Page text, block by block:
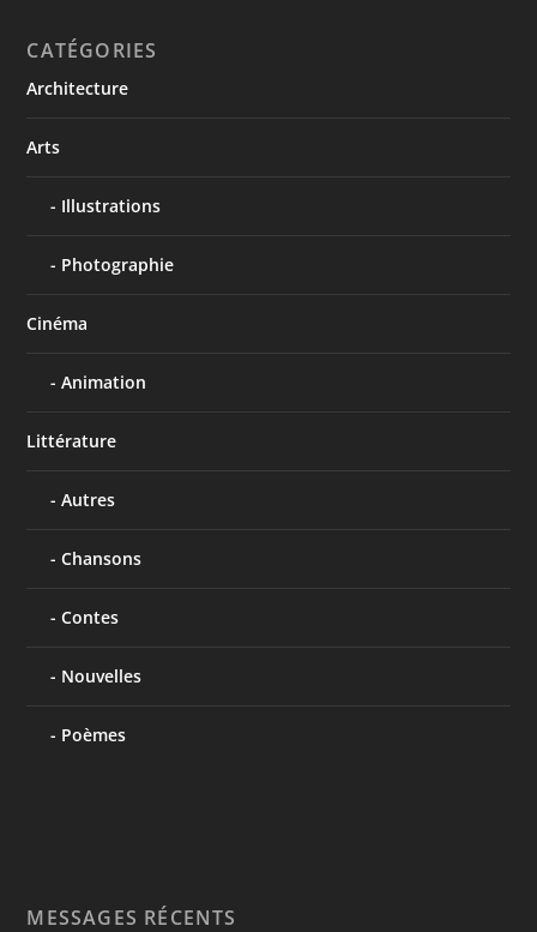
CATÉGORIES
Architecture
Arts
Illustrations
Photographie
Cinéma
Animation
Littérature
Autres
Chansons
Contes
Nouvelles
Poèmes
MESSAGES RÉCENTS